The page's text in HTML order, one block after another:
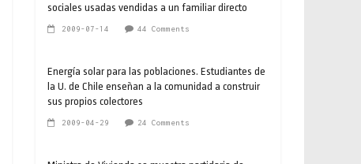
sociales usadas vendidas a un familiar directo
2009-07-14 44 Comments
Energía solar para las poblaciones. Estudiantes de
la U. de Chile enseñan a la comunidad a construir
sus propios colectores
2009-04-29 24 Comments